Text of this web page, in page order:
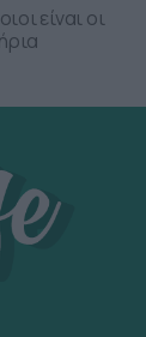
είναι οι